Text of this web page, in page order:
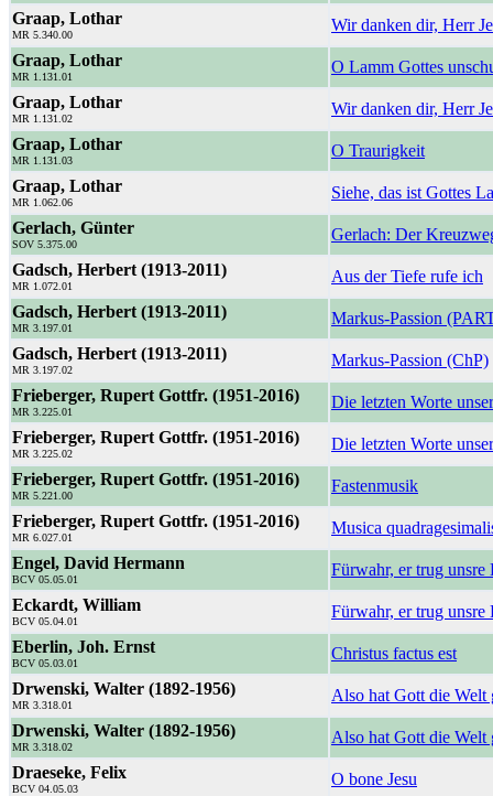
Graap, Lothar
MR 5.340.00
Wir danken dir, Herr
Graap, Lothar
MR 1.131.01
O Lamm Gottes
Graap, Lothar
MR 1.131.02
Wir danken dir, Herr
Graap, Lothar
MR 1.131.03
O Traurigkeit
Graap, Lothar
MR 1.062.06
Siehe, das ist Gottes
Gerlach, Günter
SOV 5.375.00
Gerlach: Der
Gadsch, Herbert (1913-2011)
MR 1.072.01
Aus der Tiefe rufe ich
Gadsch, Herbert (1913-2011)
MR 3.197.01
Markus-Passion
Gadsch, Herbert (1913-2011)
MR 3.197.02
Markus-Passion (ChP)
Frieberger, Rupert Gottfr. (1951-2016)
MR 3.225.01
Die letzten Worte
Frieberger, Rupert Gottfr. (1951-2016)
MR 3.225.02
Die letzten Worte
Frieberger, Rupert Gottfr. (1951-2016)
MR 5.221.00
Fastenmusik
Frieberger, Rupert Gottfr. (1951-2016)
MR 6.027.01
Musica
Engel, David Hermann
BCV 05.05.01
Fürwahr, er trug unsre
Eckardt, William
BCV 05.04.01
Fürwahr, er trug unsre
Eberlin, Joh. Ernst
BCV 05.03.01
Christus factus est
Drwenski, Walter (1892-1956)
MR 3.318.01
Also hat Gott die Welt
Drwenski, Walter (1892-1956)
MR 3.318.02
Also hat Gott die Welt
Draeseke, Felix
BCV 04.05.03
O bone Jesu